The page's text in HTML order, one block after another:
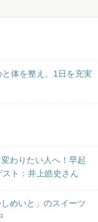
体を整え、1日を充実
わりたい人へ！早起
スト：井上皓史さん
めいと」のスイーツ